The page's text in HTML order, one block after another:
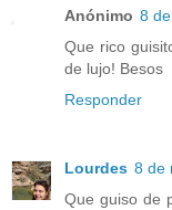
Anónimo 8
Que rico
de lujo! Besos
Responder
Lourdes 8 de
Que guiso de